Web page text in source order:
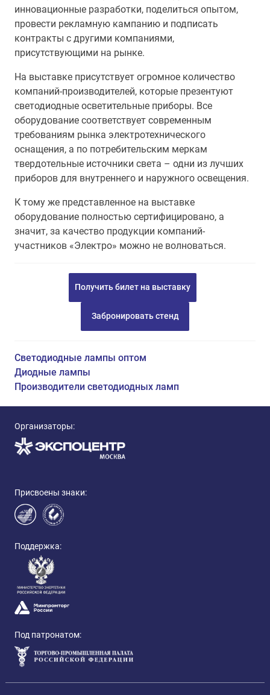
инновационные разработки, поделиться опытом,
провести рекламную кампанию и подписать
контракты с другими компаниями,
присутствующими на рынке.
На выставке присутствует огромное количество
компаний-производителей, которые презентуют
светодиодные осветительные приборы. Все
оборудование соответствует современным
требованиям рынка электротехнического
оснащения, а по потребительским меркам
твердотельные источники света – одни из лучших
приборов для внутреннего и наружного освещения.
К тому же представленное на выставке
оборудование полностью сертифицировано, а
значит, за качество продукции компаний-
участников «Электро» можно не волноваться.
Получить билет на выставку
Забронировать стенд
Светодиодные лампы оптом
Диодные лампы
Производители светодиодных ламп
Организаторы:
Присвоены знаки:
Поддержка:
Под патронатом: